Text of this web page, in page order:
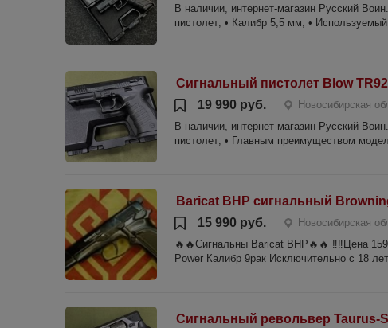
В наличии, интернет-магазин Русский
пистолет; • Калибр 5,5 мм; •
Сигнальный пистолет Blow
19 990 руб.
Новосибирская
В наличии, интернет-магазин Русский
пистолет; • Главным преимуществом
Baricat BHP сигнальный
15 990 руб.
Новосибирская
🔥🔥Сигнальны Baricat BHP🔥🔥 ‼️‼️Цена
Power Калибр 9рак Исключительно с 18
Сигнальный револьвер Taurus-